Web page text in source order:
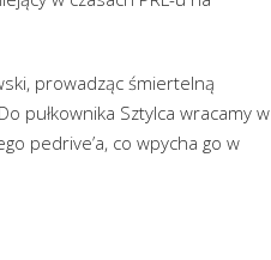
prowadząc śmiertelną
pułkownika Sztylca wracamy w
pedrive’a, co wpycha go w